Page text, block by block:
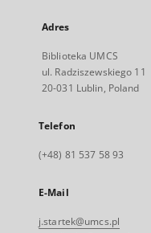
Adres
Biblioteka UMCS
ul. Radziszewskiego 11
20-031 Lublin, Poland
Telefon
(+48) 81 537 58 93
E-Mail
j.startek@umcs.pl